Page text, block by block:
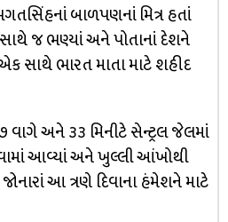
બાળપણનાં મિત્ર હતાં
જ ભણ્યાં અને પોતાનાં દેશને
સાથે ભારત માતા માટે શહીદ
વાગે અને ૩૩ મિનીટે સેન્ટ્રલ જેલમાં
આવ્યાં અને ખુલ્લી આંખોથી
આ ત્રણે દિવાના હંમેશને માટે